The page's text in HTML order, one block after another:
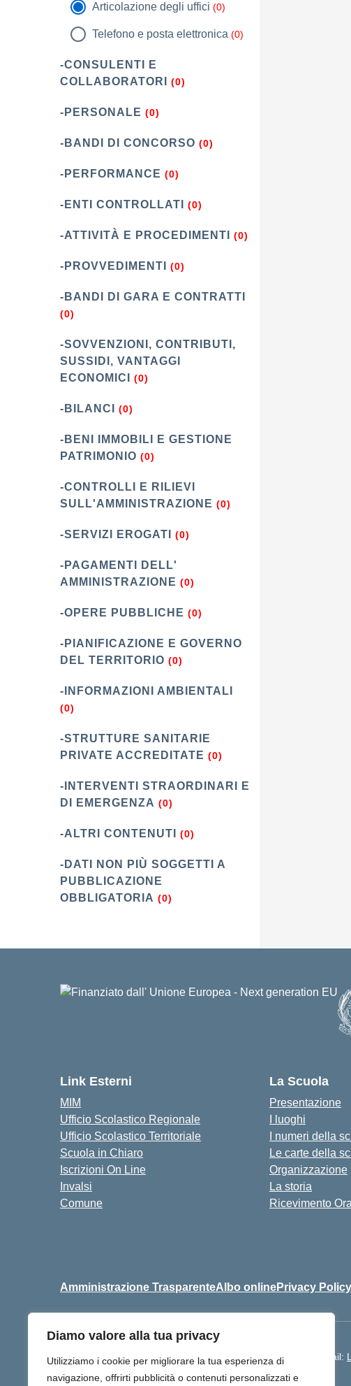
Diamo valore alla tua privacy
Utilizziamo i cookie per migliorare la tua esperienza di
navigazione, offrirti pubblicità o contenuti personalizzati e
Articolazione degli uffici (0)
Telefono e posta elettronica (0)
-CONSULENTI E
COLLABORATORI
(0)
-PERSONALE (0)
-BANDI DI CONCORSO (0)
-PERFORMANCE (0)
-ENTI CONTROLLATI (0)
-ATTIVITÀ E PROCEDIMENTI (0)
-PROVVEDIMENTI (0)
-BANDI DI GARA E CONTRATTI
(0)
-SOVVENZIONI, CONTRIBUTI,
SUSSIDI, VANTAGGI
ECONOMICI
(0)
-BILANCI (0)
-BENI IMMOBILI E GESTIONE
PATRIMONIO (0)
-CONTROLLI E RILIEVI
SULL'AMMINISTRAZIONE (0)
-SERVIZI EROGATI (0)
-PAGAMENTI DELL'
AMMINISTRAZIONE (0)
-OPERE PUBBLICHE (0)
-PIANIFICAZIONE E GOVERNO
DEL TERRITORIO (0)
-INFORMAZIONI AMBIENTALI
(0)
-STRUTTURE SANITARIE
PRIVATE ACCREDITATE (0)
-INTERVENTI STRAORDINARI E
DI EMERGENZA (0)
-ALTRI CONTENUTI (0)
-DATI NON PIÙ SOGGETTI A
PUBBLICAZIONE
OBBLIGATORIA (0)
Link Esterni
MIM
Ufficio Scolastico Regionale
Ufficio Scolastico Territoriale
Scuola in Chiaro
Iscrizioni On Line
Invalsi
Comune
La Scuola
Presentazione
I luoghi
I numeri della
Le carte della
Organizzazione
La storia
Ricevimento
Amministrazione TrasparenteAlbo onlinePrivacy Policy
Centralino:
+39 06 9257678 Email: